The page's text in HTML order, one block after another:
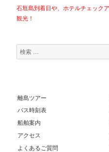
石垣島到着日や、ホテルチェック
観光！
検
索
離島ツアー
バス時刻表
船舶案内
アクセス
よくあるご質問